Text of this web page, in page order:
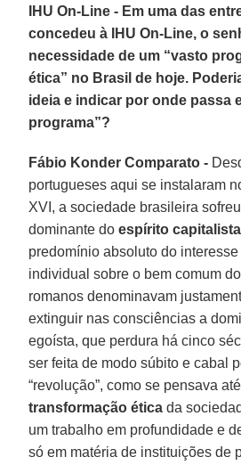
IHU On-Line - Em uma das
concedeu à IHU On-Line, o
necessidade de um “vasto
ética” no Brasil de hoje.
ideia e indicar por onde passa
programa”?
Fábio Konder Comparato -
portugueses aqui se instalaram
XVI, a sociedade brasileira
dominante doespírito capitalista
predomínio absoluto do
individual sobre o bem comum
romanos denominavam
extinguir nas consciências a
egoísta, que perdura há cinco
ser feita de modo súbito e cabal
“revolução”, como se pensava
transformação ética da
um trabalho em profundidade e
só em matéria de instituições de